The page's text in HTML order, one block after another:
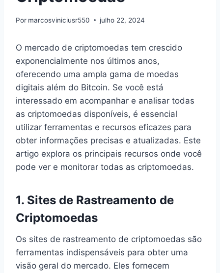
Por marcosviniciusr550 julho 22, 2024
O mercado de criptomoedas tem crescido
exponencialmente nos últimos anos,
oferecendo uma ampla gama de moedas
digitais além do Bitcoin. Se você está
interessado em acompanhar e analisar todas
as criptomoedas disponíveis, é essencial
utilizar ferramentas e recursos eficazes para
obter informações precisas e atualizadas. Este
artigo explora os principais recursos onde você
pode ver e monitorar todas as criptomoedas.
1. Sites de Rastreamento de
Criptomoedas
Os sites de rastreamento de criptomoedas são
ferramentas indispensáveis para obter uma
visão geral do mercado. Eles fornecem